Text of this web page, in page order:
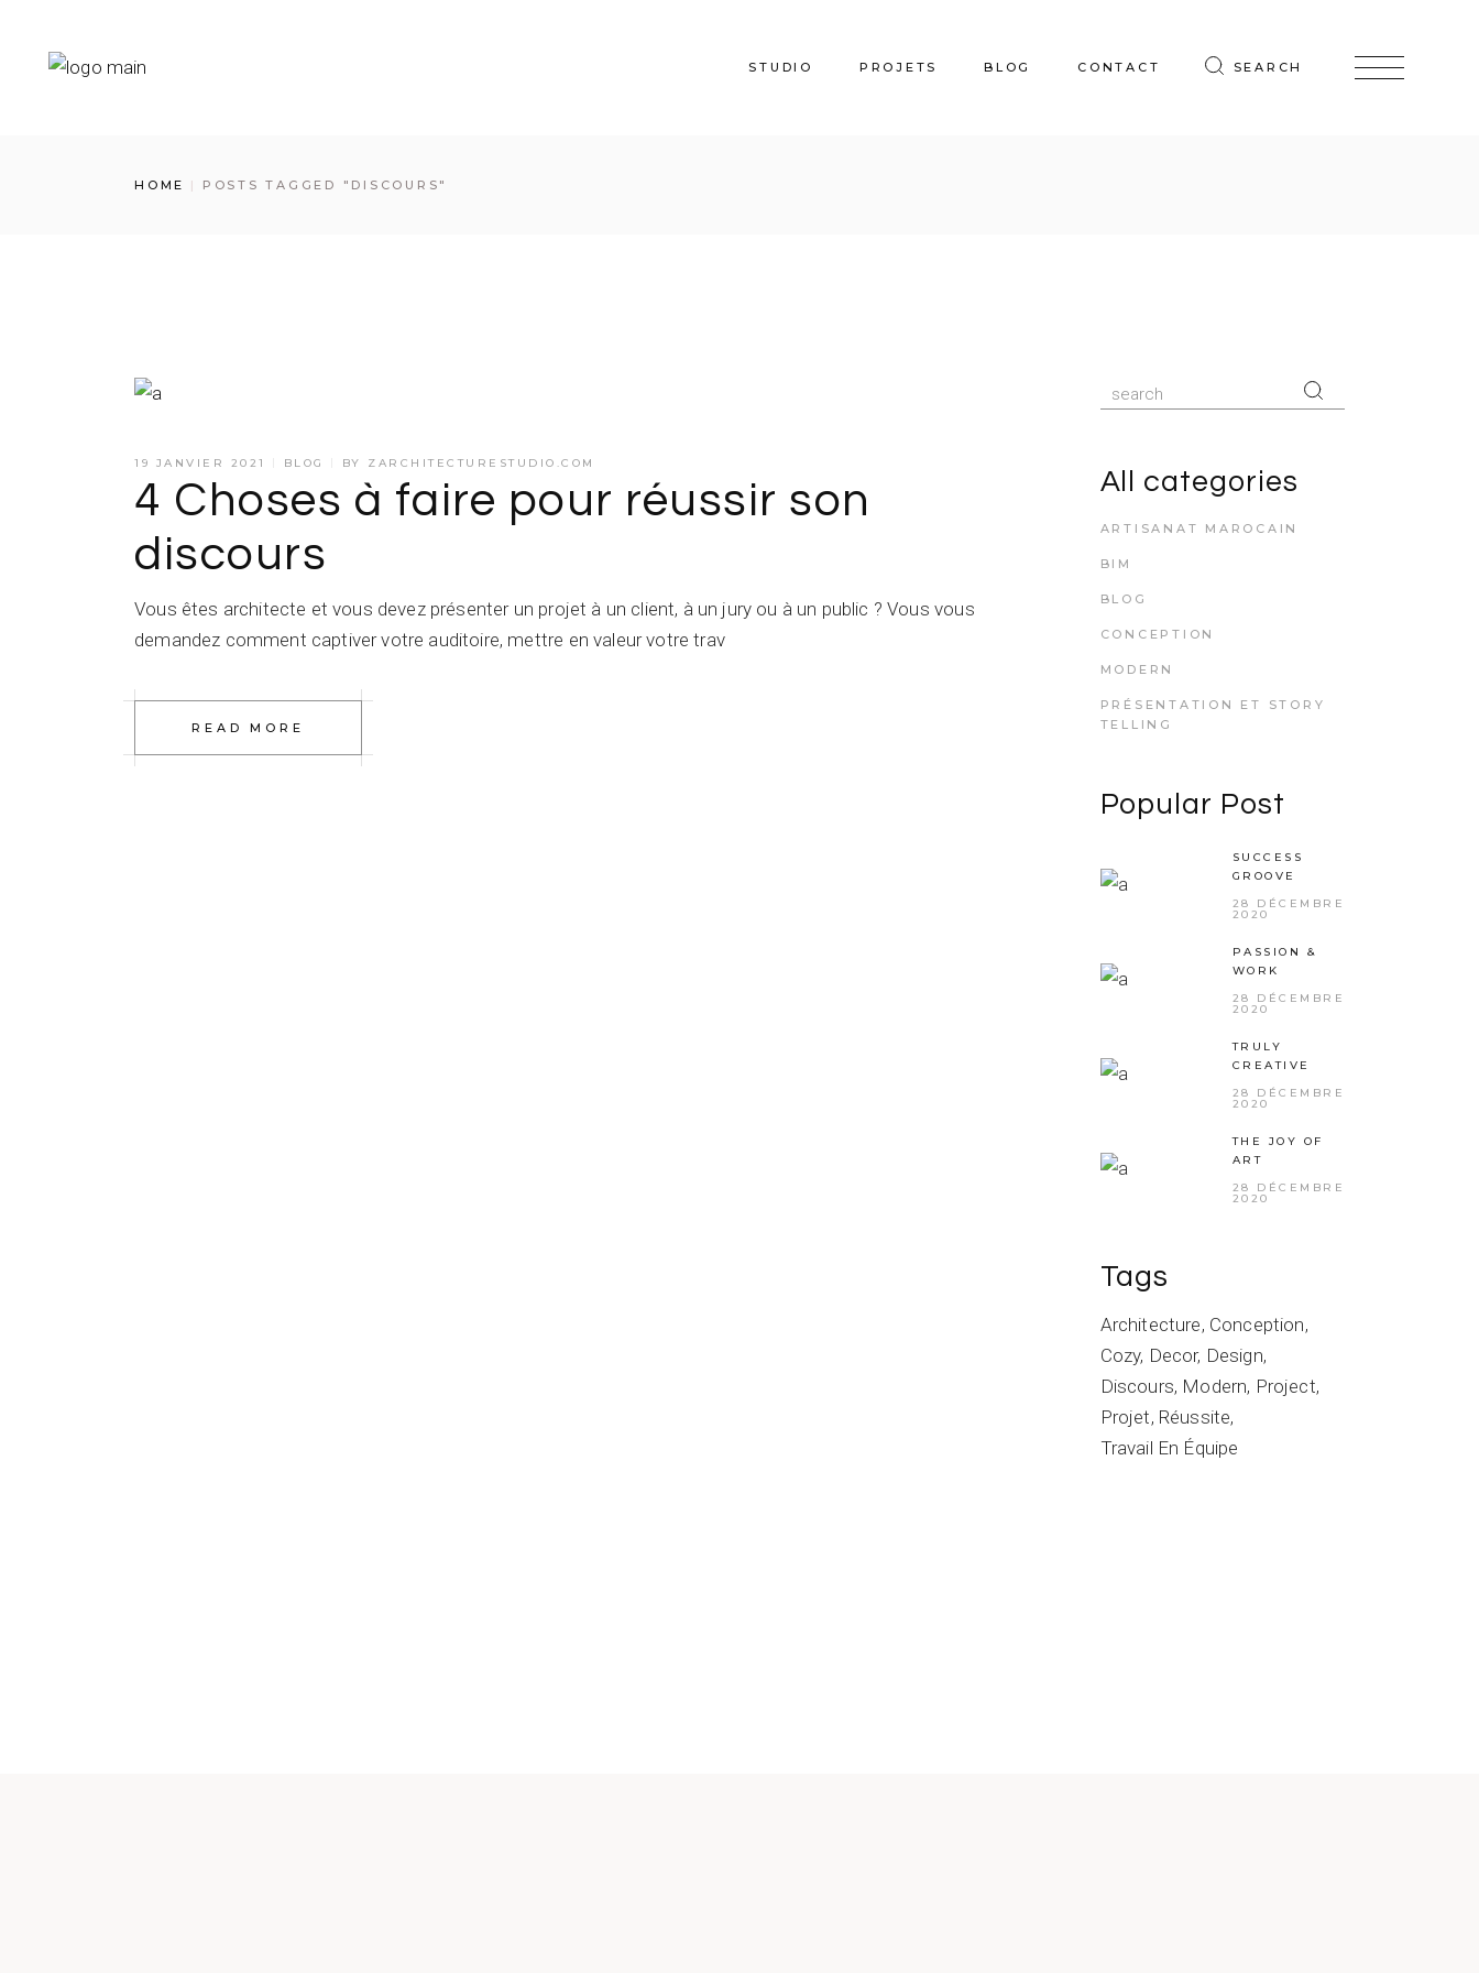
content
STUDIO PROJETS BLOG CONTACT SEARCH
HOME POSTS TAGGED "DISCOURS"
19 JANVIER 2021 BLOG BY ZARCHITECTURESTUDIO.COM
4 Choses à faire pour réussir son
discours
Vous êtes architecte et vous devez présenter un projet à un client, à un jury ou à un public ? Vous vous
demandez comment captiver votre auditoire, mettre en valeur votre trav
READ MORE
Search
for:
All categories
ARTISANAT MAROCAIN
BIM
BLOG
CONCEPTION
MODERN
PRÉSENTATION ET STORY
TELLING
Popular Post
SUCCESS
GROOVE
28 DÉCEMBRE
2020
PASSION &
WORK
28 DÉCEMBRE
2020
TRULY
CREATIVE
28 DÉCEMBRE
2020
THE JOY OF
ART
28 DÉCEMBRE
2020
Tags
Architecture Conception
Cozy Decor Design
Discours Modern Project
Projet Réussite
Travail En Équipe